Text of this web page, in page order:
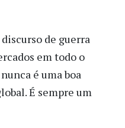
de guerra
em todo o
é uma boa
É sempre um